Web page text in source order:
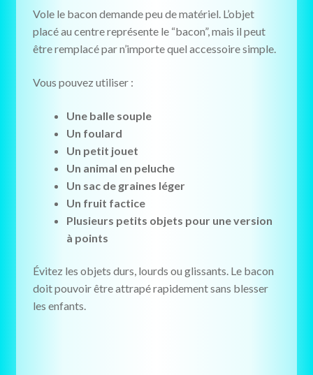
Vole le bacon demande peu de matériel. L’objet
placé au centre représente le “bacon”, mais il peut
être remplacé par n’importe quel accessoire simple.
Vous pouvez utiliser :
Une balle souple
Un foulard
Un petit jouet
Un animal en peluche
Un sac de graines léger
Un fruit factice
Plusieurs petits objets pour une version
à points
Évitez les objets durs, lourds ou glissants. Le bacon
doit pouvoir être attrapé rapidement sans blesser
les enfants.